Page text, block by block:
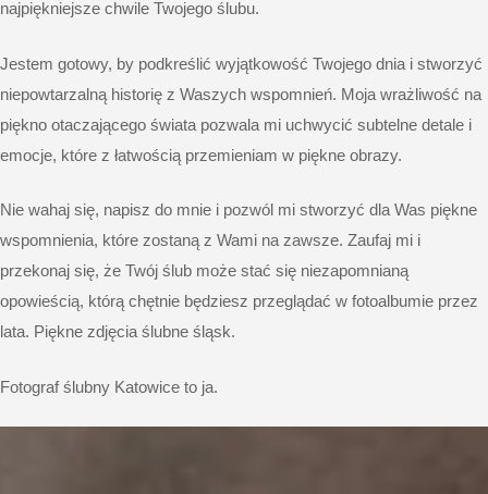
najpiękniejsze chwile Twojego ślubu.
Jestem gotowy, by podkreślić wyjątkowość Twojego dnia i stworzyć
niepowtarzalną historię z Waszych wspomnień. Moja wrażliwość na
piękno otaczającego świata pozwala mi uchwycić subtelne detale i
emocje, które z łatwością przemieniam w piękne obrazy.
Nie wahaj się, napisz do mnie i pozwól mi stworzyć dla Was piękne
wspomnienia, które zostaną z Wami na zawsze. Zaufaj mi i
przekonaj się, że Twój ślub może stać się niezapomnianą
opowieścią, którą chętnie będziesz przeglądać w fotoalbumie przez
lata. Piękne zdjęcia ślubne śląsk.
Fotograf ślubny Katowice to ja.